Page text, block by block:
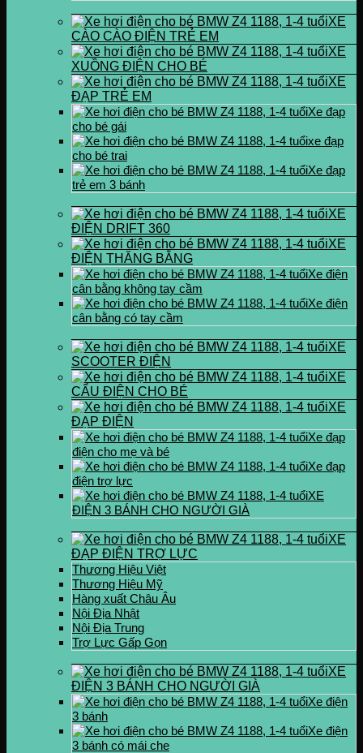
XE
CÀO CÀO ĐIỆN TRẺ EM
XE
XUỒNG ĐIỆN CHO BÉ
XE
ĐẠP TRẺ EM
Xe đạp
cho bé gái
xe đạp
cho bé trai
Xe đạp
trẻ em 3 bánh
XE
ĐIỆN DRIFT 360
XE
ĐIỆN THĂNG BẰNG
Xe điện
cân bằng không tay cầm
Xe điện
cân bằng có tay cầm
XE
SCOOTER ĐIỆN
XE
CẨU ĐIỆN CHO BÉ
XE
ĐẠP ĐIỆN
Xe đạp
điện cho mẹ và bé
Xe đạp
điện trợ lực
XE
ĐIỆN 3 BÁNH CHO NGƯỜI GIÀ
XE
ĐẠP ĐIỆN TRỢ LỰC
Thương Hiệu Việt
Thương Hiệu Mỹ
Hàng xuất Châu Âu
Nội Địa Nhật
Nội Địa Trung
Trợ Lực Gấp Gọn
XE
ĐIỆN 3 BÁNH CHO NGƯỜI GIÀ
Xe điện
3 bánh
Xe điện
3 bánh có mái che